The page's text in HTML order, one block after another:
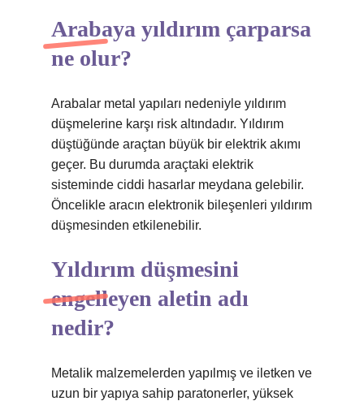
Arabaya yıldırım çarparsa
ne olur?
Arabalar metal yapıları nedeniyle yıldırım
düşmelerine karşı risk altındadır. Yıldırım
düştüğünde araçtan büyük bir elektrik akımı
geçer. Bu durumda araçtaki elektrik
sisteminde ciddi hasarlar meydana gelebilir.
Öncelikle aracın elektronik bileşenleri yıldırım
düşmesinden etkilenebilir.
Yıldırım düşmesini
engelleyen aletin adı
nedir?
Metalik malzemelerden yapılmış ve iletken ve
uzun bir yapıya sahip paratonerler, yüksek